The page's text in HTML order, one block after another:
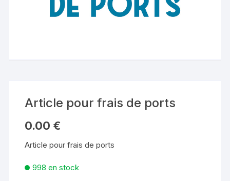
Article pour frais de ports
0.00 €
Article pour frais de ports
998 en stock